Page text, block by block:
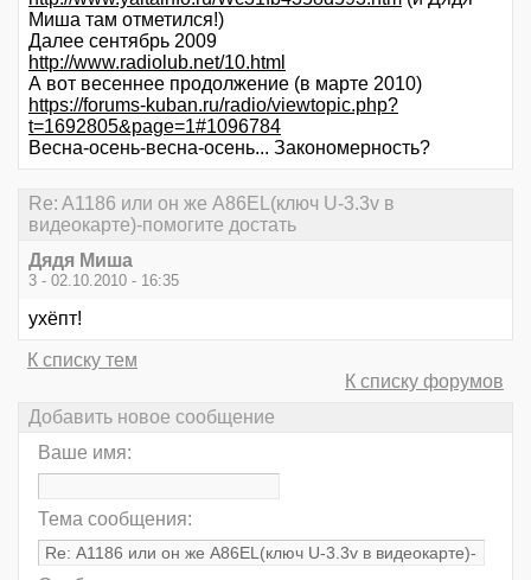
Миша там отметился!)
Далее сентябрь 2009
http://www.radiolub.net/10.html
А вот весеннее продолжение (в марте 2010)
https://forums-kuban.ru/radio/viewtopic.php?
t=1692805&page=1#1096784
Весна-осень-весна-осень... Закономерность?
Re: A1186 или он же A86EL(ключ U-3.3v в
видеокарте)-помогите достать
Дядя Миша
3 - 02.10.2010 - 16:35
ухёпт!
К списку тем
К списку форумов
Добавить новое сообщение
Ваше имя:
Тема сообщения: